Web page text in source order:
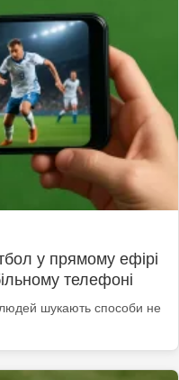
у прямому ефірі
телефоні
шукають способи не